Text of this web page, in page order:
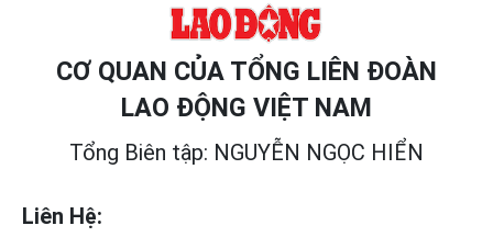
CƠ QUAN CỦA TỔNG LIÊN ĐOÀN
LAO ĐỘNG VIỆT NAM
Tổng Biên tập: NGUYỄN NGỌC HIỂN
Liên Hệ: